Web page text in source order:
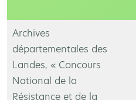
Archives
départementales des
Landes, « Concours
National de la
Résistance et de la